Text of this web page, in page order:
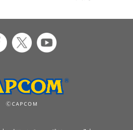
ⒸCAPCOM